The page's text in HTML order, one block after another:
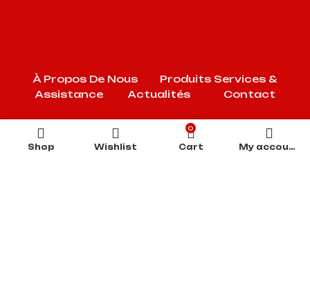
À Propos De Nous Produits Services &
Assistance Actualités Contact
Shop Wishlist
0
Cart My account